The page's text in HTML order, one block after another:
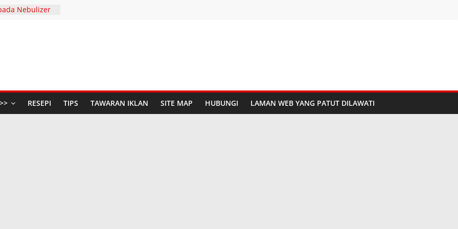
Nebulizer
/ 2026
Anda di The
Raya dengan
RESEPI TIPS TAWARAN IKLAN SITE MAP HUBUNGI LAMAN WEB YANG PATUT DILAWATI